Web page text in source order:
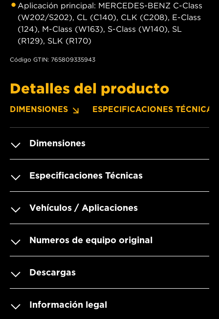
Aplicación principal: MERCEDES-BENZ C-Class
(W202/S202), CL (C140), CLK (C208), E-Class
(124), M-Class (W163), S-Class (W140), SL
(R129), SLK (R170)
Código GTIN: 765809335943
Detalles del producto
DIMENSIONES ESPECIFICACIONES TÉCNICAS
Dimensiones
Especificaciones Técnicas
Vehículos / Aplicaciones
Numeros de equipo original
Descargas
Información legal